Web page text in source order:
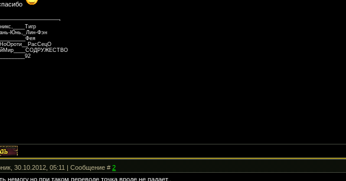
Юнь,_Лин-Фэн
30.10.2012, 05:11 | Сообщение #2
немогу,но при таком переводе точка вроде не падает..